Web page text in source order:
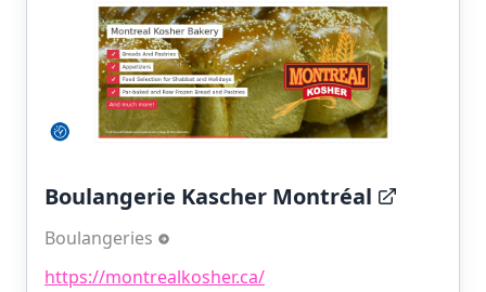
Boulangerie Kascher Montréal
Boulangeries
https://montrealkosher.ca/